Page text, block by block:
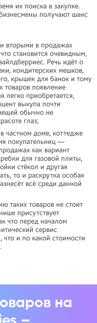
их поиска в закупке.
получают шанс
вторыми в продажах
становится очевидным,
Речь идёт о
кондитерских мешков,
крышек для банок и тому
товаров появление
легко приобретается,
выкупа почти
обычно не
глаз;
частном доме, коттедже
покупательниц —
как вариант
для газовой плиты,
стёкол и другая
то и раскрутка особая
всё среди данной
таких товаров не стоит
присутствует
что перед началом
сервис
что и по какой стоимости
на